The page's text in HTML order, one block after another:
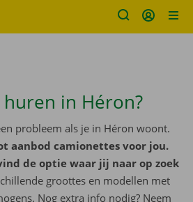
in Héron?
probleem als je in Héron woont.
aanbod camionettes voor jou.
de optie waar jij naar op zoek
groottes en modellen met
Nog extra info nodig? Neem